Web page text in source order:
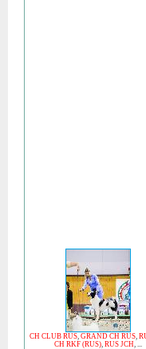
CH CLUB RUS, GRAND CH RUS,
CH RKF (RUS), RUS JCH, ...